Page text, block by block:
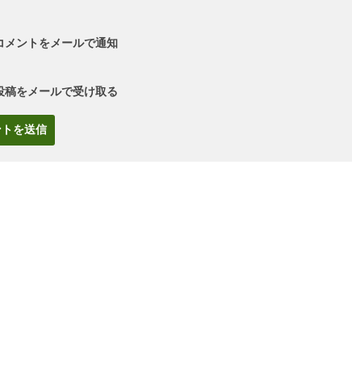
メントをメールで通知
稿をメールで受け取る